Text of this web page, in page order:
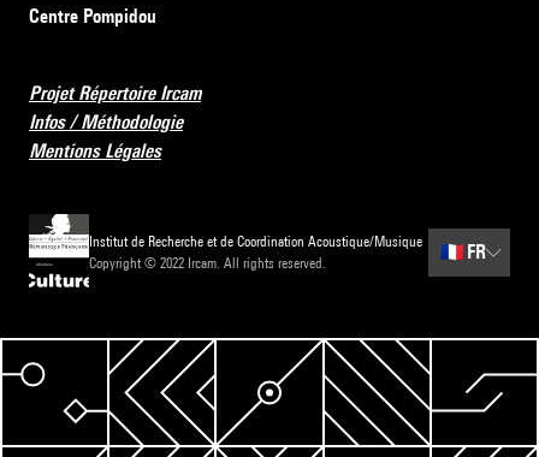
Centre Pompidou
Projet Répertoire Ircam
Infos / Méthodologie
Mentions Légales
Institut de Recherche et de Coordination Acoustique/Musique
Copyright © 2022 Ircam. All rights reserved.
🇫🇷 FR